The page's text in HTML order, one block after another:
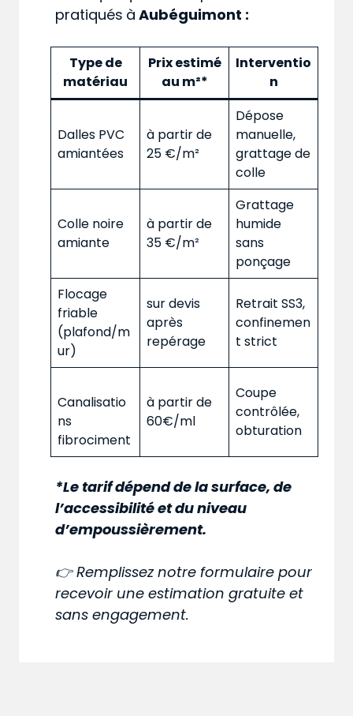
pratiqués à Aubéguimont :
Type de
matériau
Prix estimé
au m²*
Interventio
n
Dalles PVC
amiantées
à partir de
25 €/m²
Dépose
manuelle,
grattage de
colle
Colle noire
amiante
à partir de
35 €/m²
Grattage
humide
sans
ponçage
Flocage
friable
(plafond/m
ur)
sur devis
après
repérage
Retrait SS3,
confinemen
t strict
Canalisatio
ns
fibrociment
à partir de
60€/ml
Coupe
contrôlée,
obturation
*Le tarif dépend de la surface, de
l’accessibilité et du niveau
d’empoussièrement.
👉 Remplissez notre formulaire pour
recevoir une estimation gratuite et
sans engagement.